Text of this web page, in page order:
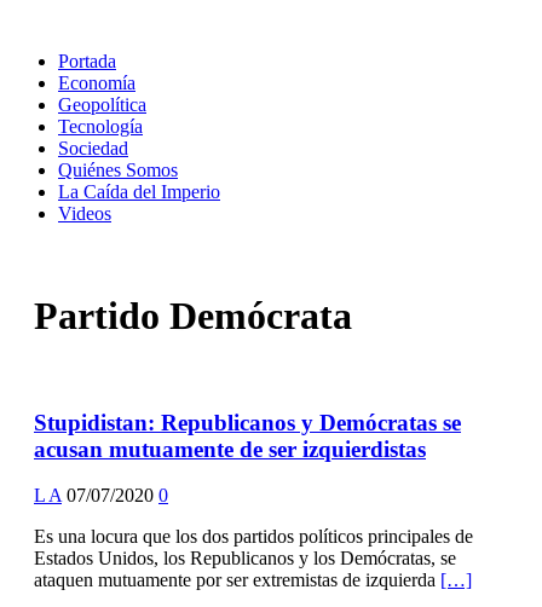
Portada
Economía
Geopolítica
Tecnología
Sociedad
Quiénes Somos
La Caída del Imperio
Videos
Partido Demócrata
Stupidistan: Republicanos y Demócratas se
acusan mutuamente de ser izquierdistas
L A 07/07/2020 0
Es una locura que los dos partidos políticos principales de
Estados Unidos, los Republicanos y los Demócratas, se
ataquen mutuamente por ser extremistas de izquierda […]